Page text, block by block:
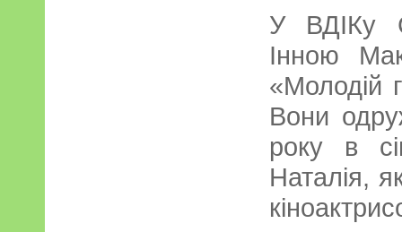
У ВДІКу
Інною
«Молодій
Вони
року в
Наталія,